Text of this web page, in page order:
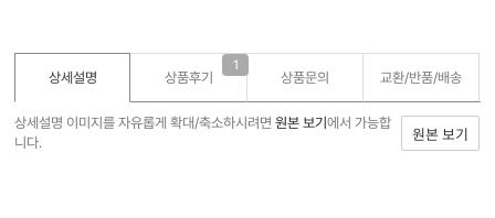
상세설명 상품후기
1
상품문의 교환/반품/배송
상세설명 이미지를 자유롭게 확대/축소하시려면원본 보기에서 가능합
니다.
원본 보기